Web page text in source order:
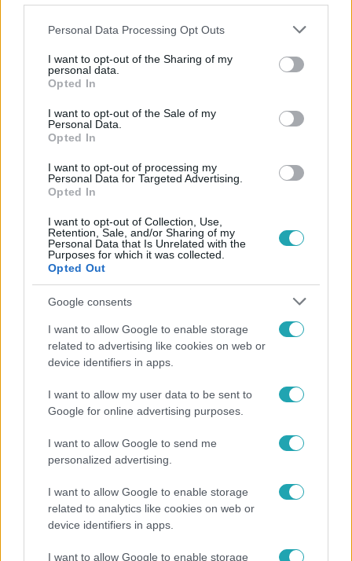
Please note that this website/app uses one or more Google
not limited to your visit or usage behaviour. You may click to
grant or deny consent to Google and its third-party tags to
use your data for below specified purposes in below Google
consent section.
Personal Data Processing Opt Outs
I want to opt-out of the Sharing of my
personal data.
Opted In
I want to opt-out of the Sale of my
Personal Data.
Opted In
I want to opt-out of processing my
Personal Data for Targeted Advertising.
Opted In
I want to opt-out of Collection, Use,
Retention, Sale, and/or Sharing of my
Personal Data that Is Unrelated with the
Purposes for which it was collected.
Opted Out
Google consents
I want to allow Google to enable storage
related to advertising like cookies on web or
device identifiers in apps.
I want to allow my user data to be sent to
Google for online advertising purposes.
I want to allow Google to send me
personalized advertising.
I want to allow Google to enable storage
related to analytics like cookies on web or
device identifiers in apps.
I want to allow Google to enable storage
Facebookon is!
#KATONA JÓZSEF SZÍNHÁZ
Népszerű